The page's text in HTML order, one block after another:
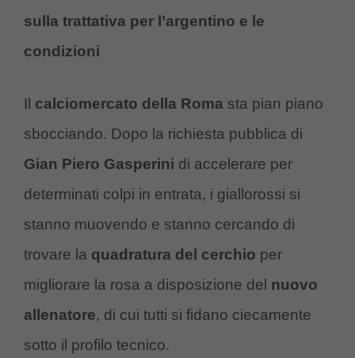
sulla trattativa per l’argentino e le
condizioni
Il calciomercato della Roma sta pian piano
sbocciando. Dopo la richiesta pubblica di
Gian Piero Gasperini di accelerare per
determinati colpi in entrata, i giallorossi si
stanno muovendo e stanno cercando di
trovare la quadratura del cerchio per
migliorare la rosa a disposizione del nuovo
allenatore, di cui tutti si fidano ciecamente
sotto il profilo tecnico.